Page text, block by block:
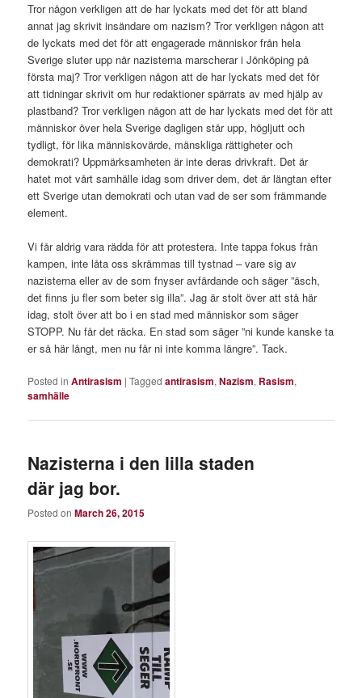
Tror någon verkligen att de har lyckats med det för att bland
annat jag skrivit insändare om nazism? Tror verkligen någon att
de lyckats med det för att engagerade människor från hela
Sverige sluter upp när nazisterna marscherar i Jönköping på
första maj? Tror verkligen någon att de har lyckats med det för
att tidningar skrivit om hur redaktioner spärrats av med hjälp av
plastband? Tror verkligen någon att de har lyckats med det för att
människor över hela Sverige dagligen står upp, högljutt och
tydligt, för lika människovärde, mänskliga rättigheter och
demokrati? Uppmärksamheten är inte deras drivkraft. Det är
hatet mot vårt samhälle idag som driver dem, det är längtan efter
ett Sverige utan demokrati och utan vad de ser som främmande
element.
Vi får aldrig vara rädda för att protestera. Inte tappa fokus från
kampen, inte låta oss skrämmas till tystnad – vare sig av
nazisterna eller av de som fnyser avfärdande och säger ”äsch,
det finns ju fler som beter sig illa”. Jag är stolt över att stå här
idag, stolt över att bo i en stad med människor som säger
STOPP. Nu får det räcka. En stad som säger ”ni kunde kanske ta
er så här långt, men nu får ni inte komma längre”. Tack.
Posted in Antirasism |Tagged antirasism,Nazism, Rasism,
samhälle
Nazisterna i den lilla staden
där jag bor.
Posted onMarch 26, 2015